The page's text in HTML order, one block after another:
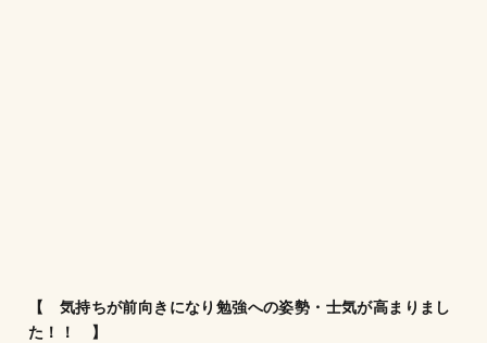
【 気持ちが前向きになり勉強への姿勢・士気が高まりまし
た！！ 】